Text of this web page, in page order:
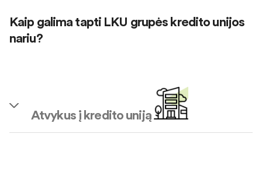
Kaip galima tapti LKU grupės kredito unijos
nariu?
Atvykus į kredito uniją